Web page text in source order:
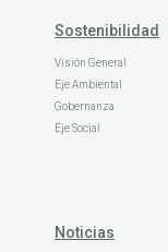
Sostenibilidad
Visión General
Eje Ambiental
Gobernanza
Eje Social
Noticias